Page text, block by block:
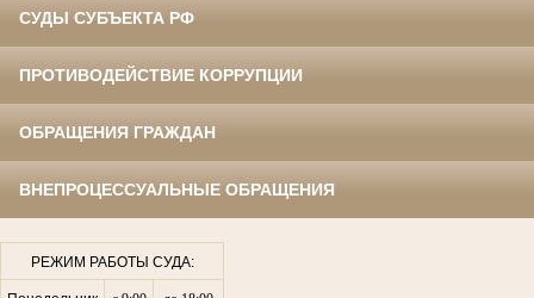
СУДЫ СУБЪЕКТА РФ
ПРОТИВОДЕЙСТВИЕ КОРРУПЦИИ
ОБРАЩЕНИЯ ГРАЖДАН
ВНЕПРОЦЕССУАЛЬНЫЕ ОБРАЩЕНИЯ
РЕЖИМ РАБОТЫ СУДА: